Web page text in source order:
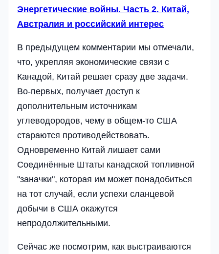
Энергетические войны. Часть 2. Китай,
Австралия и российский интерес
В предыдущем комментарии мы отмечали,
что, укрепляя экономические связи с
Канадой, Китай решает сразу две задачи.
Во-первых, получает доступ к
дополнительным источникам
углеводородов, чему в общем-то США
стараются противодействовать.
Одновременно Китай лишает сами
Соединённые Штаты канадской топливной
"заначки", которая им может понадобиться
на тот случай, если успехи сланцевой
добычи в США окажутся
непродолжительными.
Сейчас же посмотрим, как выстраиваются